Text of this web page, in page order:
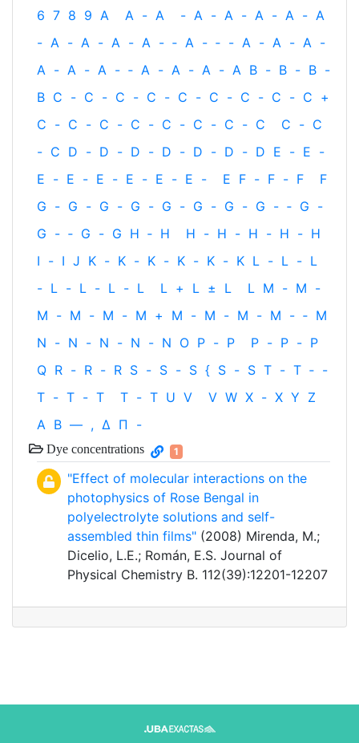
6 7 8 9 A A - A - A - A - A - A - A
- A - A - A - A - ‐ A - ‐ - A - A - A -
A - A - A - ‐ A - A - A - A B - B - B -
B C - C - C - C - C - C - C - C - C +
C - C - C - C - C - C - C - C C - C
- C D - D - D - D - D - D - D E - E -
E - E - E - E - E - E - E F - F - F
F
G - G - G - G - G - G - G - G - ‐ G -
G - ‐ G - G H ‐ H H - H - H - H - H
I - I J K - K - K - K - K - K L - L - L
- L - L - L - L L + L ± L L M - M -
M - M - M - M + M - M - M - M - ‐ M
N - N - N - N - N O P - P P - P - P
Q R - R - R S - S - S { S - S T - T ‐ -
T - T - T T - T U V V W X - X Y Z
Α Β — , Δ Π -
Dye concentrations 1
"Effect of molecular interactions on the
photophysics of Rose Bengal in
polyelectrolyte solutions and self-
assembled thin films" (2008) Mirenda, M.;
Dicelio, L.E.; Román, E.S. Journal of
Physical Chemistry B. 112(39):12201-12207